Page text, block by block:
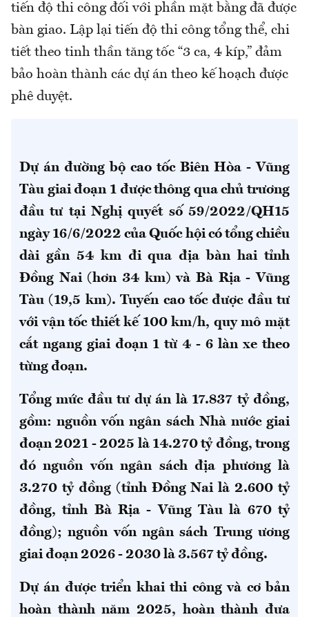
tiến độ thi công đối với phần mặt bằng đã được
bàn giao. Lập lại tiến độ thi công tổng thể, chi
tiết theo tinh thần tăng tốc “3 ca, 4 kíp,” đảm
bảo hoàn thành các dự án theo kế hoạch được
phê duyệt.
Dự án đường bộ cao tốc Biên Hòa - Vũng
Tàu giai đoạn 1 được thông qua chủ trương
đầu tư tại Nghị quyết số 59/2022/QH15
ngày 16/6/2022 của Quốc hội có tổng chiều
dài gần 54 km đi qua địa bàn hai tỉnh
Đồng Nai (hơn 34 km) và Bà Rịa - Vũng
Tàu (19,5 km). Tuyến cao tốc được đầu tư
với vận tốc thiết kế 100 km/h, quy mô mặt
cắt ngang giai đoạn 1 từ 4 - 6 làn xe theo
từng đoạn.
Tổng mức đầu tư dự án là 17.837 tỷ đồng,
gồm: nguồn vốn ngân sách Nhà nước giai
đoạn 2021 - 2025 là 14.270 tỷ đồng, trong
đó nguồn vốn ngân sách địa phương là
3.270 tỷ đồng (tỉnh Đồng Nai là 2.600 tỷ
đồng, tỉnh Bà Rịa - Vũng Tàu là 670 tỷ
đồng); nguồn vốn ngân sách Trung ương
giai đoạn 2026 - 2030 là 3.567 tỷ đồng.
Dự án được triển khai thi công và cơ bản
hoàn thành năm 2025, hoàn thành đưa